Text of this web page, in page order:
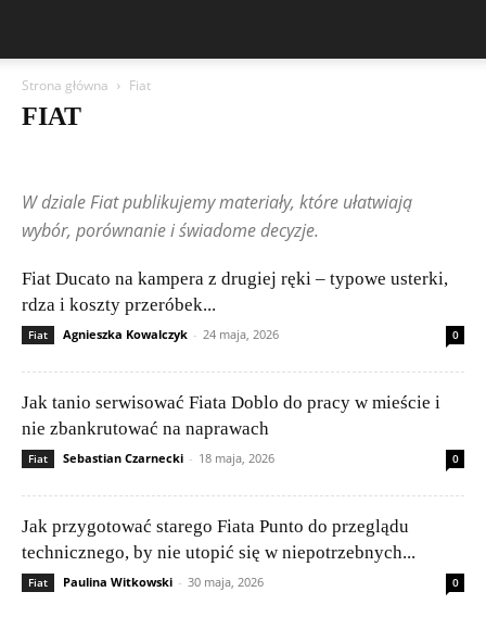
Strona główna Fiat
FIAT
Ford
Geely Honda Hyundai Jeep Kia
Lamborghini
Lexus
Maserati Mazda Mercedes-Benz
Peugeot
Rolls-Royce
Suzuki
Volkswagen (VW)
W dziale Fiat publikujemy materiały, które ułatwiają
wybór, porównanie i świadome decyzje.
Fiat Ducato na kampera z drugiej ręki – typowe usterki,
rdza i koszty przeróbek...
Fiat Agnieszka Kowalczyk - 24 maja, 2026 0
Jak tanio serwisować Fiata Doblo do pracy w mieście i
nie zbankrutować na naprawach
Fiat Sebastian Czarnecki - 18 maja, 2026 0
Jak przygotować starego Fiata Punto do przeglądu
technicznego, by nie utopić się w niepotrzebnych...
Fiat Paulina Witkowski - 30 maja, 2026 0